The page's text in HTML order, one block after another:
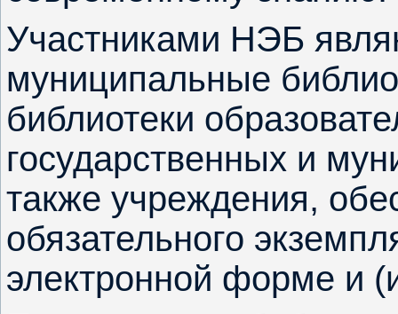
Участниками НЭБ
муниципальные
библиотеки
государственных и
также учреждения,
обязательного
электронной форме и